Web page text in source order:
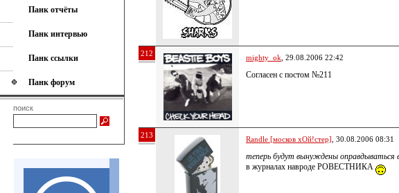
Панк отчёты
Панк интервью
Панк ссылки
Панк форум
поиск
212 mighty_ok , 29.08.2006 22:42
Согласен с постом №211
213 Randle [москов хОй!стер] , 30.08.2006 08:31
теперь будут вынуждены
в журналах навроде РОВЕСТНИКА